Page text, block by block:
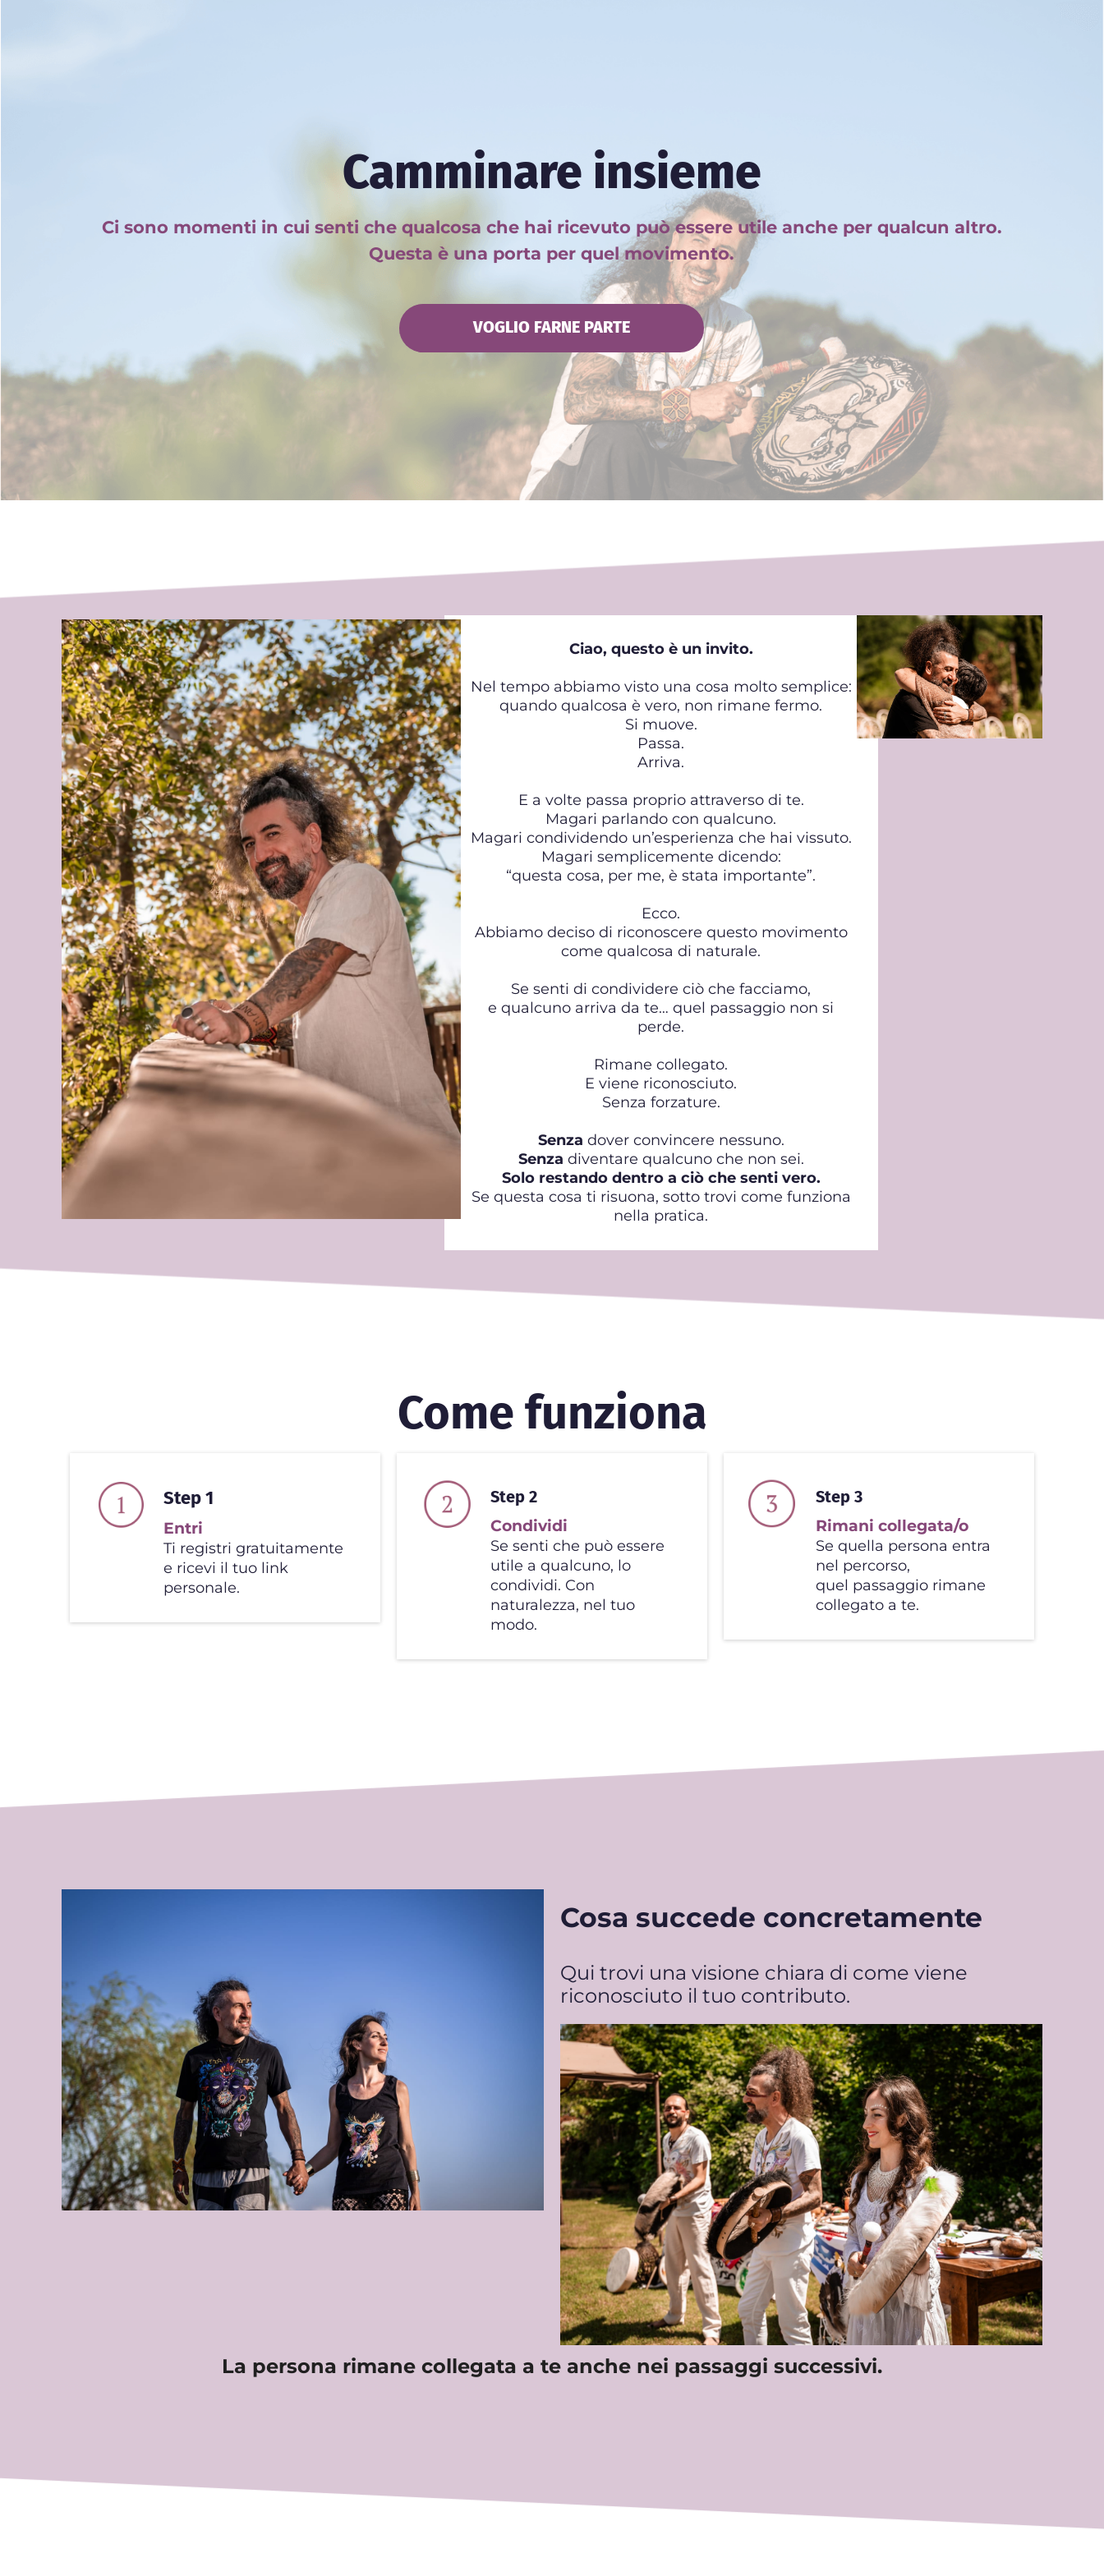
Camminare insieme
Ci sono momenti in cui senti che qualcosa che hai ricevuto può essere utile anche per qualcun altro.
Questa è una porta per quel movimento.
VOGLIO FARNE PARTE
Ciao, questo è un invito.
Nel tempo abbiamo visto una cosa molto semplice:
quando qualcosa è vero, non rimane fermo.
Si muove.
Passa.
Arriva.
E a volte passa proprio attraverso di te.
Magari parlando con qualcuno.
Magari condividendo un’esperienza che hai vissuto.
Magari semplicemente dicendo:
“questa cosa, per me, è stata importante”.
Ecco.
Abbiamo deciso di riconoscere questo movimento
come qualcosa di naturale.
Se senti di condividere ciò che facciamo,
e qualcuno arriva da te… quel passaggio non si
perde.
Rimane collegato.
E viene riconosciuto.
Senza forzature.
Senza dover convincere nessuno.
Senza diventare qualcuno che non sei.
Solo restando dentro a ciò che senti vero.
Se questa cosa ti risuona, sotto trovi come funziona
nella pratica.
Come funziona
Step 1
Entri
Ti registri gratuitamente
e ricevi il tuo link
personale.
Step 2
Condividi
Se senti che può essere
utile a qualcuno, lo
condividi. Con
naturalezza, nel tuo
modo.
Step 3
Rimani collegata/o
Se quella persona entra
nel percorso,
quel passaggio rimane
collegato a te.
Cosa succede concretamente
Qui trovi una visione chiara di come viene
riconosciuto il tuo contributo.
La persona rimane collegata a te anche nei passaggi successivi.